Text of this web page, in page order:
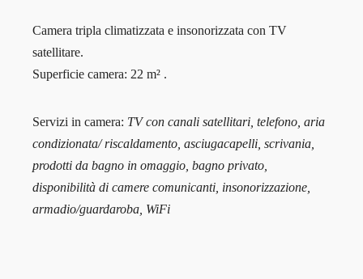
Camera tripla climatizzata e insonorizzata con TV
satellitare.
Superficie camera: 22 m² .
Servizi in camera: TV con canali satellitari, telefono, aria
condizionata/ riscaldamento, asciugacapelli, scrivania,
prodotti da bagno in omaggio, bagno privato,
disponibilità di camere comunicanti, insonorizzazione,
armadio/guardaroba, WiFi